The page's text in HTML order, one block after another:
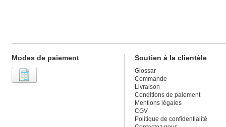
Modes de paiement Soutien à la clientèle
Glossar
Commande
Livraison
Conditions de paiement
Mentions légales
CGV
Politique de confidentialité